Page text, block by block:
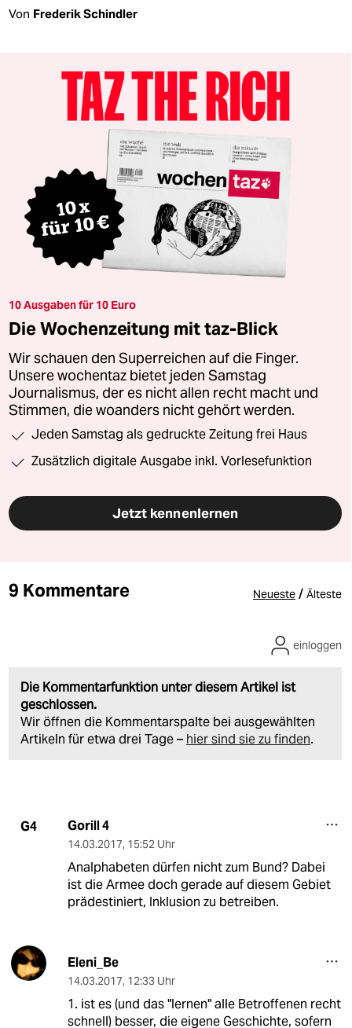
Von Frederik Schindler
10 Ausgaben für 10 Euro
Die Wochenzeitung mit taz-Blick
Wir schauen den Superreichen auf die Finger.
Unsere wochentaz bietet jeden Samstag
Journalismus, der es nicht allen recht macht und
Stimmen, die woanders nicht gehört werden.
Jeden Samstag als gedruckte Zeitung frei Haus
Zusätzlich digitale Ausgabe inkl. Vorlesefunktion
Jetzt kennenlernen
9 Kommentare Neueste / Älteste
Die Kommentarfunktion unter diesem Artikel ist
geschlossen.
Wir öffnen die Kommentarspalte bei ausgewählten
Artikeln für etwa drei Tage – hier sind sie zu finden.
einloggen
G4 Gorill 4
14.03.2017, 15:52 Uhr
Analphabeten dürfen nicht zum Bund? Dabei
ist die Armee doch gerade auf diesem Gebiet
prädestiniert, Inklusion zu betreiben.
Eleni_Be
14.03.2017, 12:33 Uhr
1. ist es (und das "lernen" alle Betroffenen recht
schnell) besser, die eigene Geschichte, sofern